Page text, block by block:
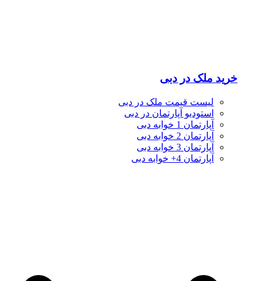
خرید ملک در دبی
لیست قیمت ملک در دبی
استودیو آپارتمان در دبی
آپارتمان 1 خوابه دبی
آپارتمان 2 خوابه دبی
آپارتمان 3 خوابه دبی
آپارتمان 4+ خوابه دبی